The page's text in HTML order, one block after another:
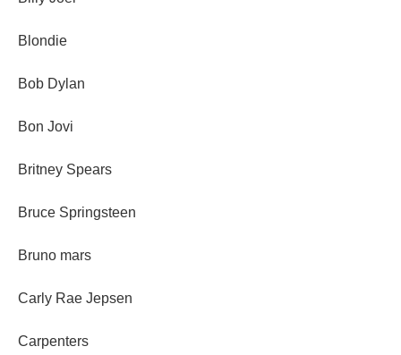
Blondie
Bob Dylan
Bon Jovi
Britney Spears
Bruce Springsteen
Bruno mars
Carly Rae Jepsen
Carpenters